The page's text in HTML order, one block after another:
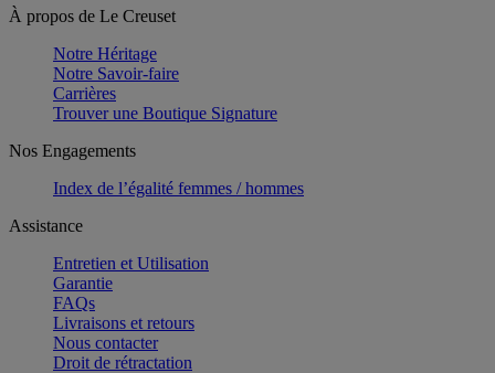
À propos de Le Creuset
Notre Héritage
Notre Savoir-faire
Carrières
Trouver une Boutique Signature
Nos Engagements
Index de l’égalité femmes / hommes
Assistance
Entretien et Utilisation
Garantie
FAQs
Livraisons et retours
Nous contacter
Droit de rétractation